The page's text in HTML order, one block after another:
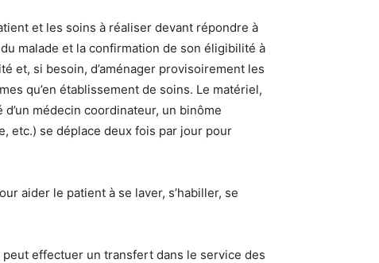
et les soins à réaliser devant répondre à
malade et la confirmation de son éligibilité à
et, si besoin, d’aménager provisoirement les
qu’en établissement de soins. Le matériel,
médecin coordinateur, un binôme
etc.) se déplace deux fois par jour pour
aider le patient à se laver, s’habiller, se
peut effectuer un transfert dans le service des